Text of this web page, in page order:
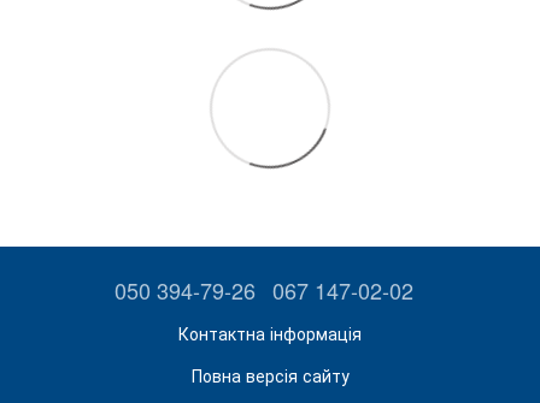
050 394-79-26 067 147-02-02
Контактна інформація
Повна версія сайту